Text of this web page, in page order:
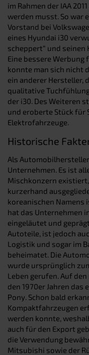
im Rahmen der IAA
werden musst. So war
Vorstand bei
eines Hyundai i30
scheppert“ und seinen
Eine bessere
konnte man sich nicht
ein anderer Hersteller,
qualitative
der i30. Des Weiteren
und eroberte Stück für
Elektrofahrzeuge.
Historische
Als
Unternehmen. Es ist
Mischkonzern
kurzerhand
koreanischen Namens
hat das Unternehmen
eingeläutet und
Autoteile, ist jedoch
Logistik und sogar im
beheimatet. Die
wurde ursprünglich
Leben gerufen. Auf
den 1970er Jahren das
Pony. Schon bald
Kompaktfahrzeugen
werden konnte,
auch für den Export
die Verwendung
Mitsubishi sowie der